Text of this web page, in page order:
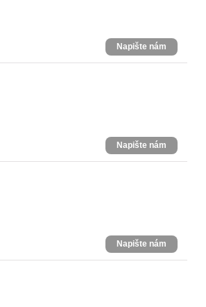
Napište nám
Napište nám
Napište nám